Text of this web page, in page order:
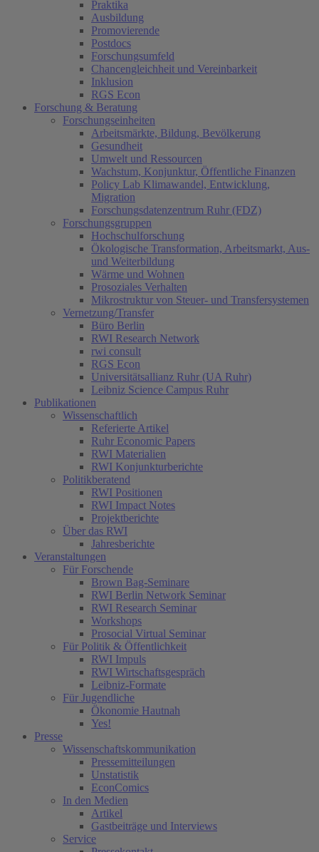
Praktika
Ausbildung
Promovierende
Postdocs
Forschungsumfeld
Chancengleichheit und Vereinbarkeit
Inklusion
RGS Econ
Forschung & Beratung
Forschungseinheiten
Arbeitsmärkte, Bildung, Bevölkerung
Gesundheit
Umwelt und Ressourcen
Wachstum, Konjunktur, Öffentliche Finanzen
Policy Lab Klimawandel, Entwicklung,
Migration
Forschungsdatenzentrum Ruhr (FDZ)
Forschungsgruppen
Hochschulforschung
Ökologische Transformation, Arbeitsmarkt, Aus-
und Weiterbildung
Wärme und Wohnen
Prosoziales Verhalten
Mikrostruktur von Steuer- und Transfersystemen
Vernetzung/Transfer
Büro Berlin
RWI Research Network
rwi consult
RGS Econ
Universitätsallianz Ruhr (UA Ruhr)
Leibniz Science Campus Ruhr
Publikationen
Wissenschaftlich
Referierte Artikel
Ruhr Economic Papers
RWI Materialien
RWI Konjunkturberichte
Politikberatend
RWI Positionen
RWI Impact Notes
Projektberichte
Über das RWI
Jahresberichte
Veranstaltungen
Für Forschende
Brown Bag-Seminare
RWI Berlin Network Seminar
RWI Research Seminar
Workshops
Prosocial Virtual Seminar
Für Politik & Öffentlichkeit
RWI Impuls
RWI Wirtschaftsgespräch
Leibniz-Formate
Für Jugendliche
Ökonomie Hautnah
Yes!
Presse
Wissenschaftskommunikation
Pressemitteilungen
Unstatistik
EconComics
In den Medien
Artikel
Gastbeiträge und Interviews
Service